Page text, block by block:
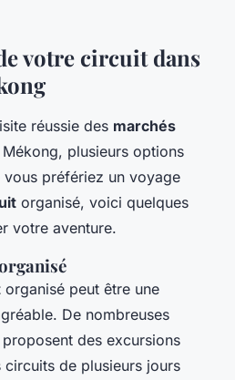
votre circuit dans
réussie des marchés
plusieurs options
préfériez un voyage
organisé, voici quelques
votre aventure.
organisé peut être une
De nombreuses
des excursions
de plusieurs jours